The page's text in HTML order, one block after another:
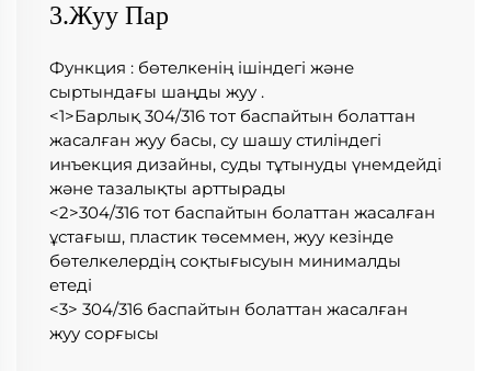
3.Жуу Пар
Функция : бөтелкенің ішіндегі және
сыртындағы шаңды жуу .
<1>Барлық 304/316 тот баспайтын болаттан
жасалған жуу басы, су шашу стиліндегі
инъекция дизайны, суды тұтынуды үнемдейді
және тазалықты арттырады
<2>304/316 тот баспайтын болаттан жасалған
ұстағыш, пластик төсеммен, жуу кезінде
бөтелкелердің соқтығысуын минималды
етеді
<3> 304/316 баспайтын болаттан жасалған
жуу сорғысы